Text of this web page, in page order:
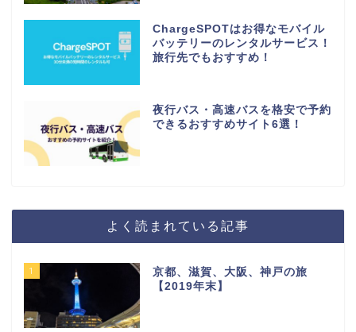
ChargeSPOTはお得なモバイル
バッテリーのレンタルサービス！
旅行先でもおすすめ！
夜行バス・高速バスを格安で予約
できるおすすめサイト6選！
よく読まれている記事
1
京都、滋賀、大阪、神戸の旅
【2019年末】